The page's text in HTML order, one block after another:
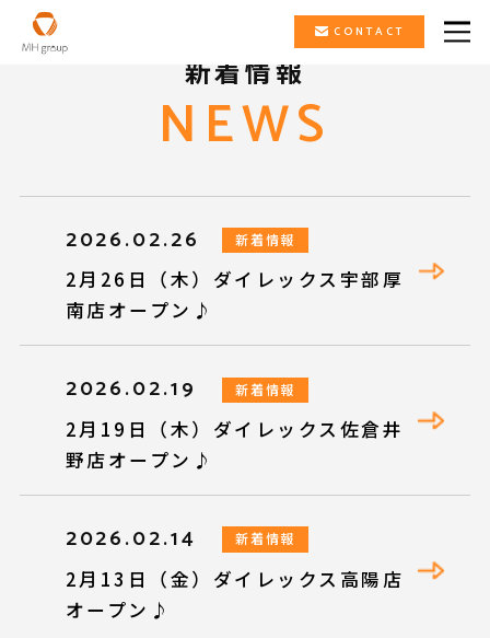
CONTACT
新着情報
NEWS
2026.02.26 新着情報
2月26日（木）ダイレックス宇部厚
南店オープン♪
2026.02.19 新着情報
2月19日（木）ダイレックス佐倉井
野店オープン♪
2026.02.14 新着情報
2月13日（金）ダイレックス高陽店
オープン♪